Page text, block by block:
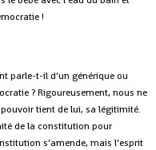
!
parle-t-il d’un générique ou
? Rigoureusement, nous ne
tient de lui, sa légitimité.
de la constitution pour
s’amende, mais l’esprit